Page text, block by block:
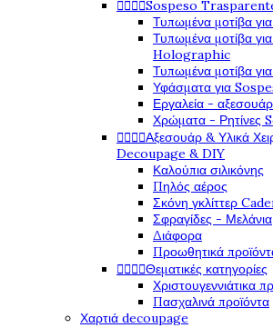
Sospeso
Τυπωμένα μοτίβα
Τυπωμένα μοτίβα
Holographic
Τυπωμένα μοτίβα
Υφάσματα για
Εργαλεία -
Χρώματα - Ρητίνες
Αξεσουάρ & Υλικά
Decoupage & DIY
Καλούπια σιλικόνης
Πηλός αέρος
Σκόνη γκλίττερ
Σφραγίδες - Μελάνια
Διάφορα
Προωθητικά
Θεματικές κατηγορίες
Χριστουγεννιάτικα
Πασχαλινά προϊόντα
Χαρτιά decoupage